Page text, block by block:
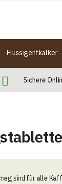
Flüssigentkalker
Sichere
sind für alle